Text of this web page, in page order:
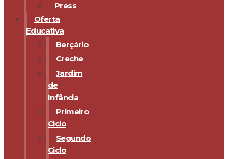
Press
Oferta
Educativa
Berçário
Creche
Jardim
de
Infância
Primeiro
Ciclo
Segundo
Ciclo